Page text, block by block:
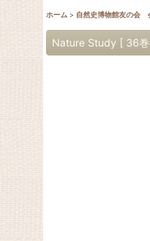
ホーム > 自然史博物館友の会
Nature Study [ 36巻